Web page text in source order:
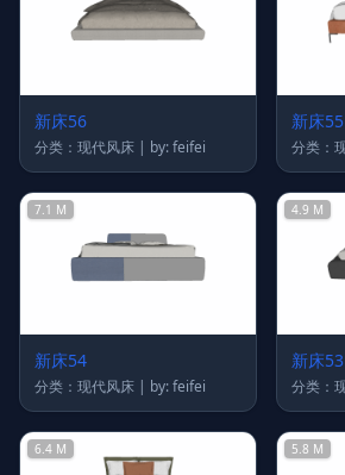
新床56
分类：现代风床 | by: feifei
新床55
7.1 M
新床54
分类：现代风床 | by: feifei
4.9 M
新床53
6.4 M 5.8 M